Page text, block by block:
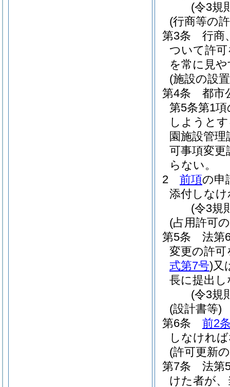
(令3規
(行商等の
第3条
行商
ついて許
を常に見
(施設の設
第4条
都市
第5条第1
しようと
園施設管理
可事項変更
らない。
2
前項の申
添付しな
(令3規
(占用許可
第5条
法第
変更の許
式第7号)又
長に提出
(令3規
(設計書等)
第6条
前2
しなけれ
(許可更新
第7条
法第
けた者が